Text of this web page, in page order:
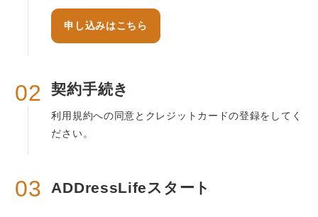
申し込みはこちら
02 契約手続き
利用規約への同意とクレジットカードの登録をしてく
ださい。
03 ADDressLifeスタート